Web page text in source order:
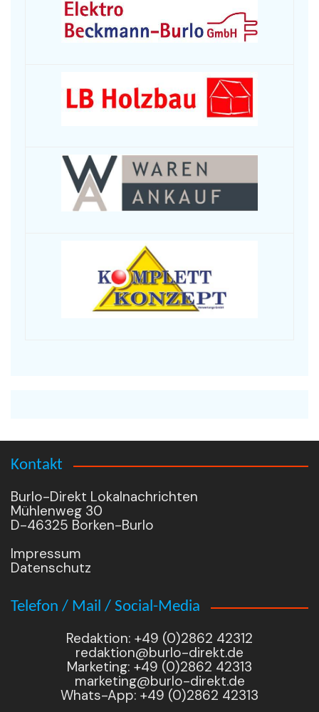
Kontakt
Burlo-Direkt Lokalnachrichten
Mühlenweg 30
D-46325 Borken-Burlo
Impressum
Datenschutz
Telefon / Mail / Social-Media
Redaktion: +49 (0)2862 42312
redaktion@burlo-direkt.de
Marketing: +49 (0)2862 42313
marketing@burlo-direkt.de
Whats-App: +49 (0)2862 42313